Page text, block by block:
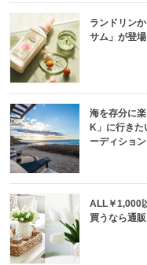
ランドリン
サム」が登
海を存分に
K」に行きた
ーディション
ALL￥1,000
買うなら通